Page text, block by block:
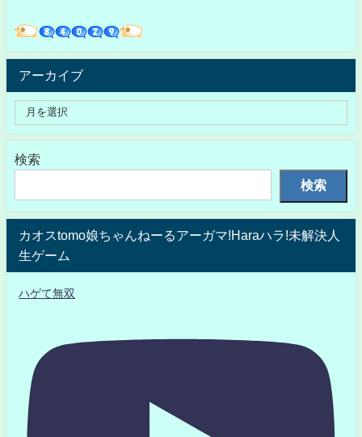
アーカイブ
検索
検索
カオスtomo娘ちゃんねーるアーガマ!Haraハラ!未解決人
生ゲーム
ハゲて無双